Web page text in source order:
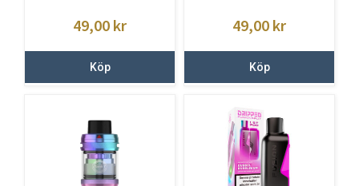
49,00 kr
Köp
49,00 kr
Köp